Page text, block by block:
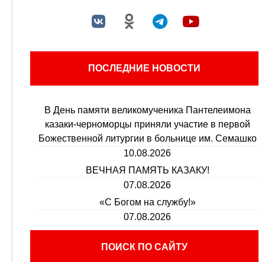
ПОСЛЕДНИЕ НОВОСТИ
В День памяти великомученика Пантелеимона
казаки-черноморцы приняли участие в первой
Божественной литургии в больнице им. Семашко
10.08.2026
ВЕЧНАЯ ПАМЯТЬ КАЗАКУ!
07.08.2026
«С Богом на службу!»
07.08.2026
ПОИСК ПО САЙТУ